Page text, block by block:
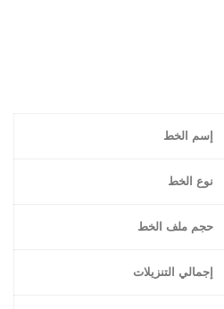
إسم الخط
نوع الخط
حجم ملف الخط
إجمالي التنزيلات